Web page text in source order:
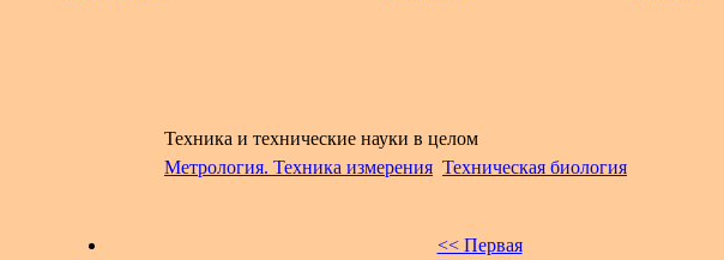
Техника и технические науки в целом
Метрология. Техника измерения Техническая биология
<< Первая